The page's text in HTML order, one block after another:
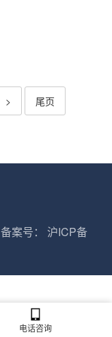
> 尾页
备案号： 沪ICP备
电话咨询